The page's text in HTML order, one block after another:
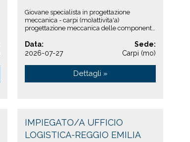
Giovane specialista in progettazione
meccanica - carpi (mo)attivita'a)
progettazione meccanica delle componenti
guarnizioni, connessioni e...
Data:
2026-07-27
Sede:
Carpi (mo)
Dettagli »
IMPIEGATO/A UFFICIO
LOGISTICA-REGGIO EMILIA